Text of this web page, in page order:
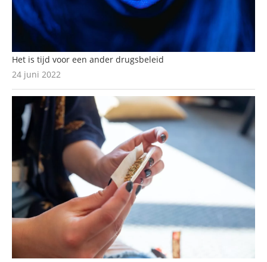
Het is tijd voor een ander drugsbeleid
24 juni 2022